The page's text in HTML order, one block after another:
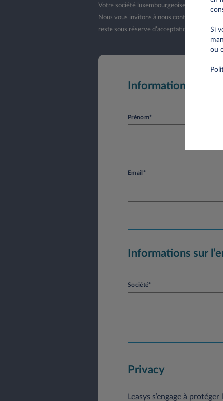
Votre société luxembourgeoise a moins d’un
Nous vous invitons à nous contacter
reste sous réserve d’acceptation de votre
Informations
Prénom*
Email*
Informations sur
Société*
Privacy
Leasys s’engage à
Si
ou